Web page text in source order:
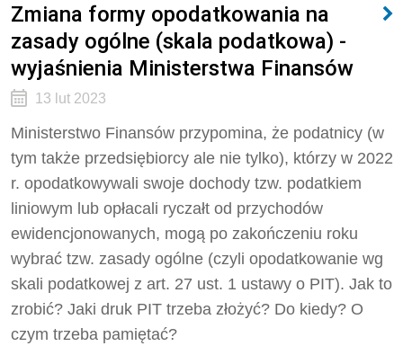
Zmiana formy opodatkowania na
zasady ogólne (skala podatkowa) -
wyjaśnienia Ministerstwa Finansów
13 lut 2023
Ministerstwo Finansów przypomina, że podatnicy (w
tym także przedsiębiorcy ale nie tylko), którzy w 2022
r. opodatkowywali swoje dochody tzw. podatkiem
liniowym lub opłacali ryczałt od przychodów
ewidencjonowanych, mogą po zakończeniu roku
wybrać tzw. zasady ogólne (czyli opodatkowanie wg
skali podatkowej z art. 27 ust. 1 ustawy o PIT). Jak to
zrobić? Jaki druk PIT trzeba złożyć? Do kiedy? O
czym trzeba pamiętać?